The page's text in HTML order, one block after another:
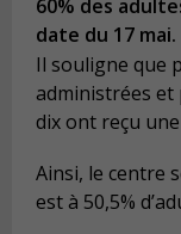
60% des
date du 17 mai.
Il souligne que
administrées et
dix ont reçu
Ainsi, le centre
est à 50,5%